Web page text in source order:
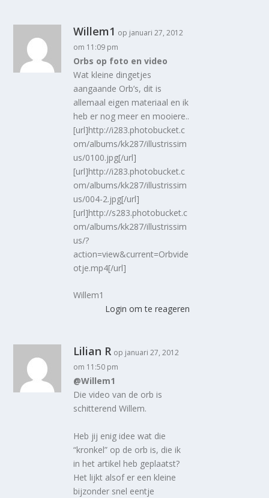
Willem1 op januari 27, 2012
om 11:09 pm
Orbs op foto en video
Wat kleine dingetjes
aangaande Orb’s, dit is
allemaal eigen materiaal en ik
heb er nog meer en mooiere..
[url]http://i283.photobucket.c
om/albums/kk287/illustrissim
us/0100.jpg[/url]
[url]http://i283.photobucket.c
om/albums/kk287/illustrissim
us/004-2.jpg[/url]
[url]http://s283.photobucket.c
om/albums/kk287/illustrissim
us/?
action=view&current=Orbvide
otje.mp4[/url]
Willem1
Login om te reageren
Lilian R op januari 27, 2012
om 11:50 pm
@Willem1
Die video van de orb is
schitterend Willem.
Heb jij enig idee wat die
“kronkel” op de orb is, die ik
in het artikel heb geplaatst?
Het lijkt alsof er een kleine
bijzonder snel eentje